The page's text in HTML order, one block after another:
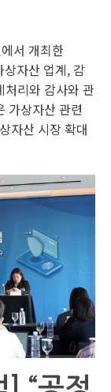
서 개최한
상자산 업계, 감
리와 감사와 관
가상자산 관련
자산 시장 확대